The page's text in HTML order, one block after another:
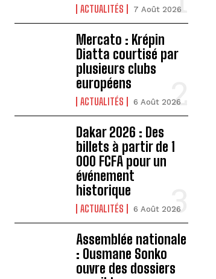
ACTUALITÉS 7 Août 2026
Mercato : Krépin
Diatta courtisé par
plusieurs clubs
européens
ACTUALITÉS 6 Août 2026
Dakar 2026 : Des
billets à partir de 1
000 FCFA pour un
événement
historique
ACTUALITÉS 6 Août 2026
Assemblée nationale
: Ousmane Sonko
ouvre des dossiers